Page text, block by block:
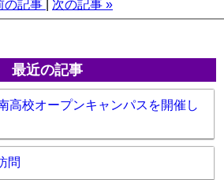
の記事 次の記事 »
最近の記事
高校オープンキャンパスを開催し
問